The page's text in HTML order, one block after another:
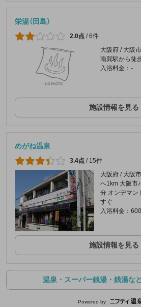
栄湯（田島）
2.0点 /6件
大阪府 / 大阪
南巽駅から徒
入浴料金：-
施設情報を見る
めがね温泉
3.4点 / 15件
大阪府 / 大阪
へ1km 大阪市
分 オンデマ
すぐ
入浴料金：
施設情報を見る
温泉・スーパー銭湯・銭湯な
Powered by